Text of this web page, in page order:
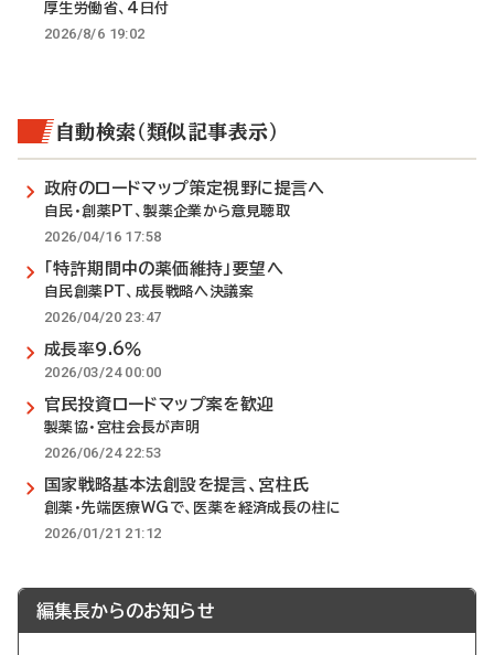
厚生労働省、4日付
2026/8/6 19:02
自動検索（類似記事表示）
政府のロードマップ策定視野に提言へ
自民・創薬PT、製薬企業から意見聴取
2026/04/16 17:58
「特許期間中の薬価維持」要望へ
自民創薬PT、成長戦略へ決議案
2026/04/20 23:47
成長率9.6％
2026/03/24 00:00
官民投資ロードマップ案を歓迎
製薬協・宮柱会長が声明
2026/06/24 22:53
国家戦略基本法創設を提言、宮柱氏
創薬・先端医療WGで、医薬を経済成長の柱に
2026/01/21 21:12
編集長からのお知らせ